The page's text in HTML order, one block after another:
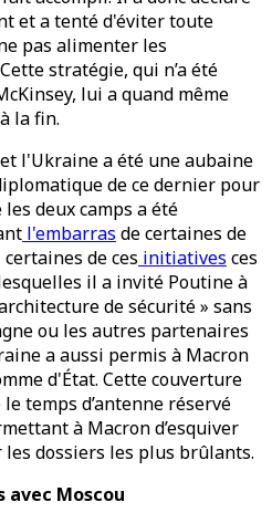
et a tenté d'éviter toute
pas alimenter les
stratégie, qui n’a été
lui a quand même
la fin.
l'Ukraine a été une aubaine
de ce dernier pour
deux camps a été
l'embarras de certaines de
de ces initiatives ces
il a invité Poutine à
de sécurité » sans
ou les autres partenaires
a aussi permis à Macron
d'État. Cette couverture
temps d’antenne réservé
à Macron d’esquiver
dossiers les plus brûlants.
avec Moscou